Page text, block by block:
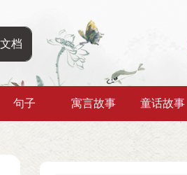
句子 寓言故事 童话故事